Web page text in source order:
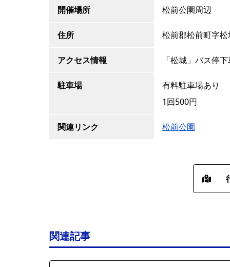
開催場所 松前公園周辺
住所 松前郡松前町字松
アクセス情報 「松城」バス停
駐車場
有料駐車場あり
1回500円
関連リンク 松前公園
関連記事